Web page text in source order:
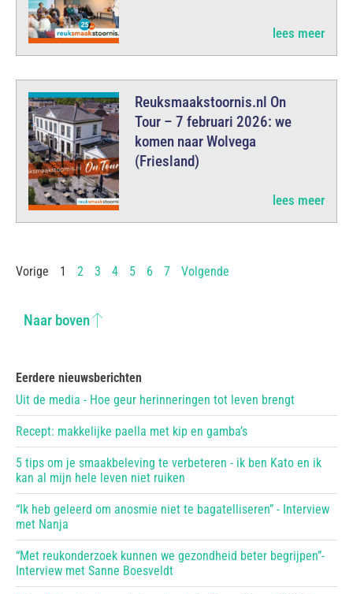
lees meer
Reuksmaakstoornis.nl On
Tour – 7 februari 2026: we
komen naar Wolvega
(Friesland)
lees meer
Vorige 1 2 3 4 5 6 7 Volgende
Naar boven
Eerdere nieuwsberichten
Uit de media - Hoe geur herinneringen tot leven brengt
Recept: makkelijke paella met kip en gamba’s
5 tips om je smaakbeleving te verbeteren - ik ben Kato en ik
kan al mijn hele leven niet ruiken
“Ik heb geleerd om anosmie niet te bagatelliseren” - Interview
met Nanja
“Met reukonderzoek kunnen we gezondheid beter begrijpen”-
Interview met Sanne Boesveldt